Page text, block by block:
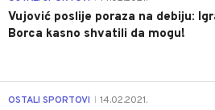
Vujović poslije poraza na debiju:
Borca kasno shvatili da mogu!
OSTALI SPORTOVI 14.02.2021.